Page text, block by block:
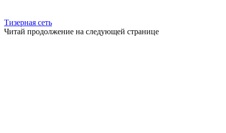
Тизерная сеть
Читай продолжение на следующей странице